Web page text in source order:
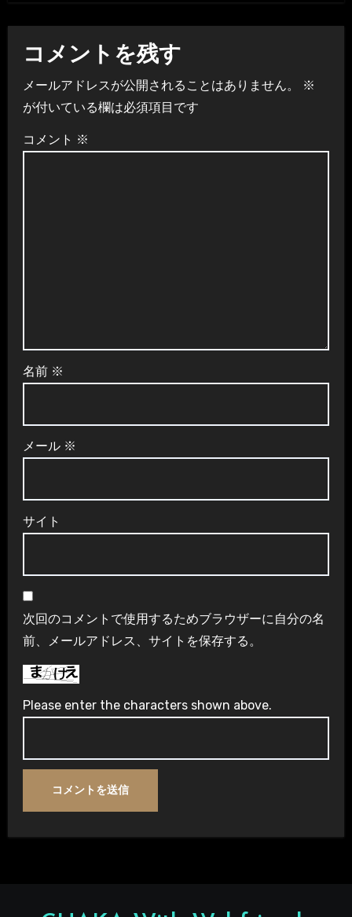
ビ
ゲ
ー
シ
コメントを残す
メールアドレスが公開されることはありません。
※
が付いている欄は必須項目です
コメント ※
名前 ※
メール ※
サイト
次回のコメントで使用するためブラウザーに自分の名
前、メールアドレス、サイトを保存する。
Please enter the characters shown above.